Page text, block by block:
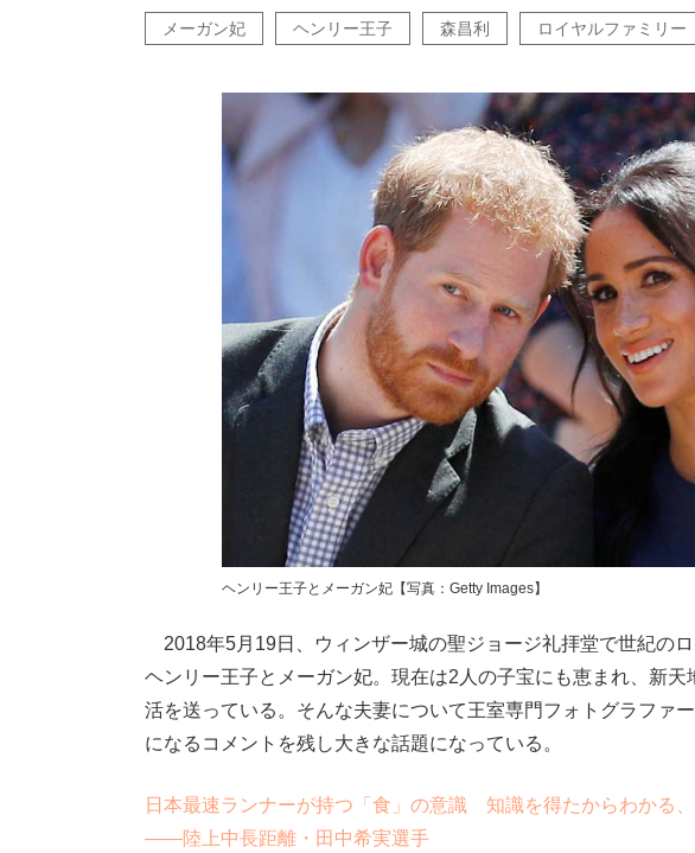
メーガン妃 ヘンリー王子 森昌利 ロイヤルファミリー
ヘンリー王子とメーガン妃【写真：Getty Images】
2018年5月19日、ウィンザー城の聖ジョージ礼拝堂で世紀の
ヘンリー王子とメーガン妃。現在は2人の子宝にも恵まれ、新
活を送っている。そんな夫妻について王室専門フォトグラファ
になるコメントを残し大きな話題になっている。
日本最速ランナーが持つ「食」の意識 知識を得たからわかる
――陸上中長距離・田中希実選手